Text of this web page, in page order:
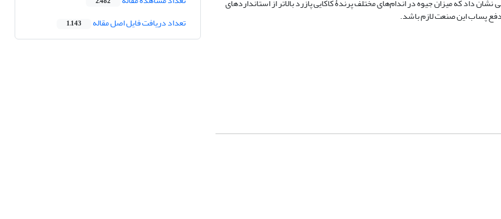
داد که میزان جیوه در اندام‌های مختلف پرندۀ کاکایی پازرد بالاتر از استاندارد‌های
پساب این صنعت لازم باشد.
تعداد دریافت فایل اصل مقاله 1,143